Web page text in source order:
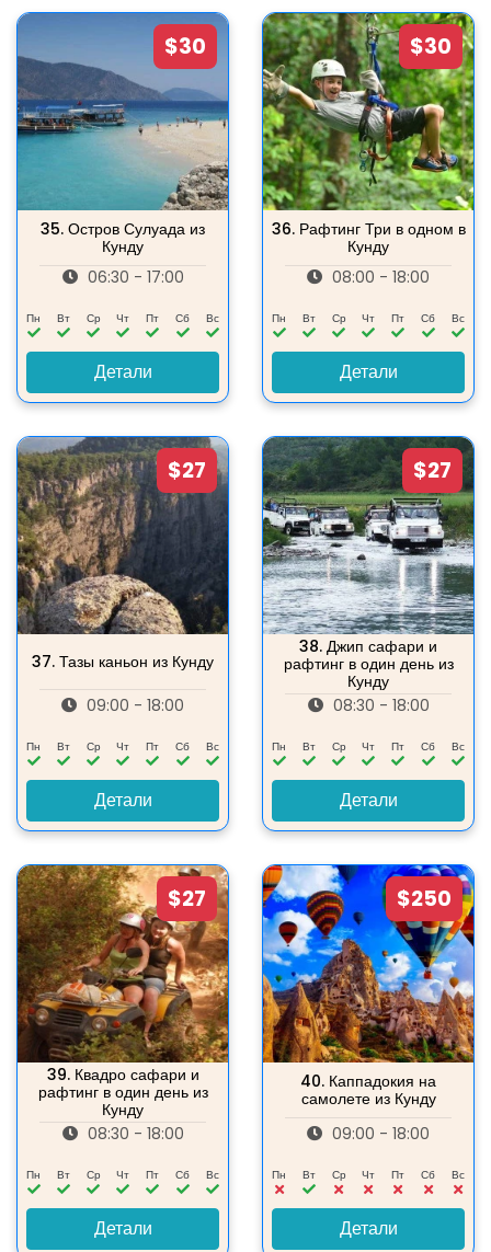
$30
35. Остров Сулуада из
Кунду
06:30 - 17:00
Пн Вт Ср Чт Пт Сб Вс
Детали
$30
36. Рафтинг Три в одном в
Кунду
08:00 - 18:00
Пн Вт Ср Чт Пт Сб Вс
Детали
$27
37. Тазы каньон из Кунду
09:00 - 18:00
Пн Вт Ср Чт Пт Сб Вс
Детали
$27
38. Джип сафари и
рафтинг в один день из
Кунду
08:30 - 18:00
Пн Вт Ср Чт Пт Сб Вс
Детали
$27
39. Квадро сафари и
рафтинг в один день из
Кунду
08:30 - 18:00
Пн Вт Ср Чт Пт Сб Вс
Детали
$250
40. Каппадокия на
самолете из Кунду
09:00 - 18:00
Пн Вт Ср Чт Пт Сб Вс
Детали